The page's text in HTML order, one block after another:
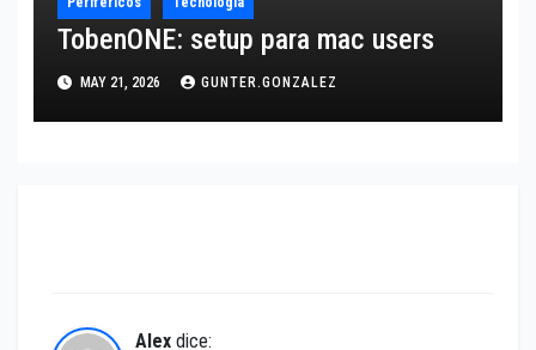
TobenONE: setup para mac users
MAY 21, 2026 GUNTER.GONZALEZ
Alex dice: